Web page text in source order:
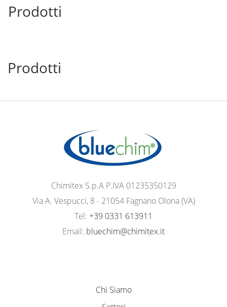
Prodotti
Prodotti
Chimitex S.p.A P.IVA 01235350129
Via A. Vespucci, 8 - 21054 Fagnano Olona (VA)
Tel: +39 0331 613911
Email: bluechim@chimitex.it
Chi Siamo